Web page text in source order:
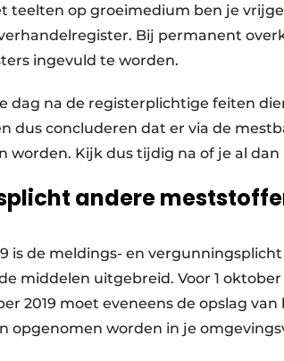
teelten op groeimedium ben je
Bij permanent
ingevuld te worden.
dag na de registerplichtige feiten
dus concluderen dat er via de
worden. Kijk dus tijdig na of je al
andere
is de meldings- en
middelen uitgebreid. Voor 1
2019 moet eveneens de opslag
opgenomen worden in je